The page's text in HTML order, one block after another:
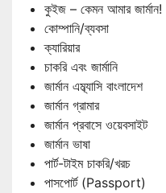
কুইজ – কেমন আমার জার্মান!
কোম্পানি/ব্যবসা
ক্যারিয়ার
চাকরি এবং জার্মানি
জার্মান এম্ব্যাসি বাংলাদেশ
জার্মান গ্রামার
জার্মান প্রবাসে ওয়েবসাইট
জার্মান ভাষা
পার্ট-টাইম চাকরি/খরচ
পাসপোর্ট (Passport)